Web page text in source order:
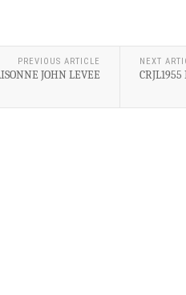
PREVIOUS ARTICLE
JOHN LEVEE
NEXT